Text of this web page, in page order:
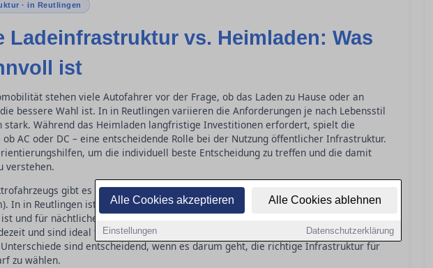
Alle Cookies akzeptieren Alle Cookies ablehnen
Einstellungen Datenschutzerklärung
· in Reutlingen
Ladeinfrastruktur vs. Heimladen: Was
ist
stehen viele Autofahrer vor der Frage, ob das Laden zu Hause oder an
bessere Wahl ist. In in Reutlingen variieren die Anforderungen je nach Lebensstil
stark. Während das Heimladen langfristige Investitionen erfordert, spielt die
AC oder DC – eine entscheidende Rolle bei der Nutzung öffentlicher Infrastruktur.
um die individuell beste Entscheidung zu treffen und die damit
verstehen.
gibt es grundlegende Unterschiede zwischen AC- (Wechselstrom) und
In in Reutlingen ist das AC-Laden über Heimladestationen besonders verbreitet,
und für nächtliches Laden ausreicht. DC-Ladestationen bieten hingegen eine
und sind ideal für öffentliche Ladestationen, wenn eine schnelle Aufladung
sind entscheidend, wenn es darum geht, die richtige Infrastruktur für
zu wählen.